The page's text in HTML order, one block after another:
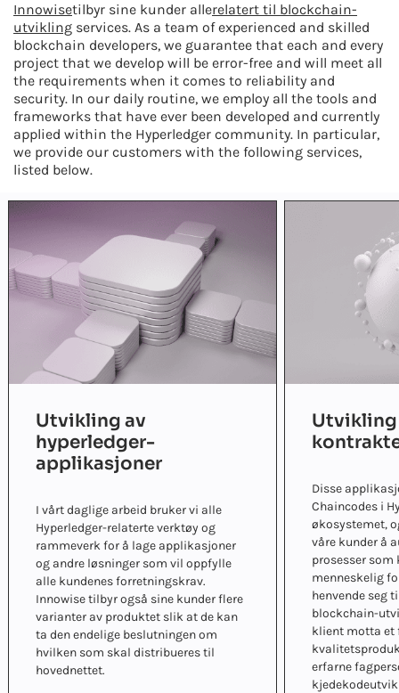
Innowisetilbyr sine kunder allerelatert til blockchain-
utvikling services. As a team of experienced and skilled
blockchain developers, we guarantee that each and every
project that we develop will be error-free and will meet all
the requirements when it comes to reliability and
security. In our daily routine, we employ all the tools and
frameworks that have ever been developed and currently
applied within the Hyperledger community. In particular,
we provide our customers with the following services,
listed below.
Utvikling av
hyperledger-
applikasjoner
I vårt daglige arbeid bruker vi alle
Hyperledger-relaterte verktøy og
rammeverk for å lage applikasjoner
og andre løsninger som vil oppfylle
alle kundenes forretningskrav.
Innowise tilbyr også sine kunder flere
varianter av produktet slik at de kan
ta den endelige beslutningen om
hvilken som skal distribueres til
hovednettet.
Utvikling
Disse
Chaincodes i
økosystemet,
våre kunder å
prosesser som
menneskelig
henvende seg
blockchain-
klient motta et
erfarne